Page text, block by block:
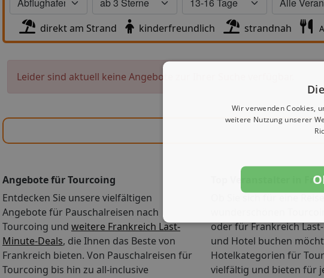
direkt am Strand kinderfreundlich strandnah
Leider sind aktuell keine Angebote zur Ihrer Suche verfügbar.
Angebote für Tourcoing
Entdecken Sie unsere vielfältigen
Angebote für Pauschalreisen nach
Tourcoing und weitere Frankreich Last-
Minute-Deals, die Ihnen das Beste von
Frankreich bieten. Von Pauschalreisen für
Tourcoing bis hin zu all-inclusive
Top Veranstalter in
oder für Frankreich
und Hotel buchen
Hotelkategorien für
vielfältig und bieten für
Wir verwenden Cookies,
weitere Nutzung unserer